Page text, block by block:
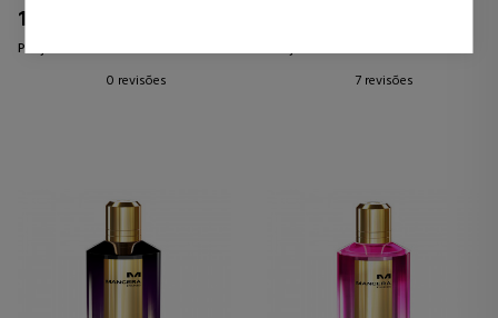
116,25 €
Preço habitual 155,00 €
0 revisões
Preço habitual 135,00 €
7 revisões